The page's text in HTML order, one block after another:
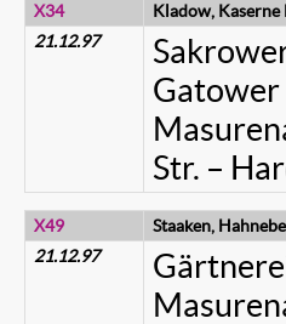
X34
Kladow,
21.12.97
Str. –
X49
Staaken,
21.12.97